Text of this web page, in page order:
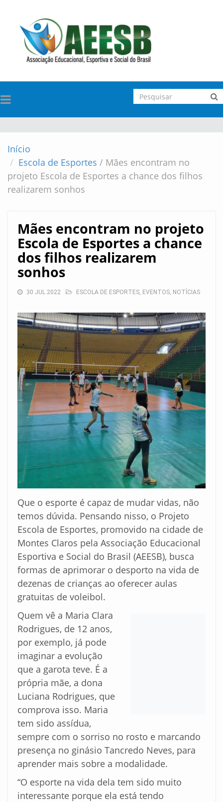
TOGGLE
NAVIGATION
Início
Escola de Esportes / Mães encontram no
projeto Escola de Esportes a chance dos filhos
realizarem sonhos
Mães encontram no projeto
Escola de Esportes a chance
dos filhos realizarem
sonhos
30 JUL 2022 ESCOLA DE ESPORTES, EVENTOS, NOTÍCIAS
Que o esporte é capaz de mudar vidas, não
temos dúvida. Pensando nisso, o Projeto
Escola de Esportes, promovido na cidade de
Montes Claros pela Associação Educacional
Esportiva e Social do Brasil (AEESB), busca
formas de aprimorar o desporto na vida de
dezenas de crianças ao oferecer aulas
gratuitas de voleibol.
Quem vê a Maria Clara
Rodrigues, de 12 anos,
por exemplo, já pode
imaginar a evolução
que a garota teve. É a
própria mãe, a dona
Luciana Rodrigues, que
comprova isso. Maria
tem sido assídua,
sempre com o sorriso no rosto e marcando
presença no ginásio Tancredo Neves, para
aprender mais sobre a modalidade.
“O esporte na vida dela tem sido muito
interessante porque ela está tendo